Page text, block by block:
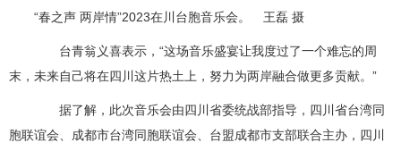
“春之声 两岸情”2023在川台胞音乐会。 王磊 摄
台青翁义喜表示，“这场音乐盛宴让我度过了一个难忘的周
末，未来自己将在四川这片热土上，努力为两岸融合做更多贡献。”
据了解，此次音乐会由四川省委统战部指导，四川省台湾同
胞联谊会、成都市台湾同胞联谊会、台盟成都市支部联合主办，四川